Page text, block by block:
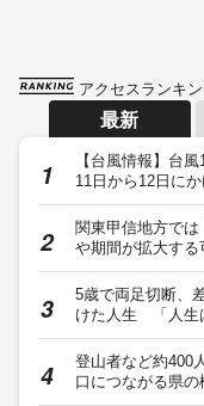
アクセスランキ
最新
【台風情報】台
11日から12日に
関東甲信地方で
や期間が拡大する
5歳で両足切断、
けた人生 「人生
登山者など約400
口につながる県の